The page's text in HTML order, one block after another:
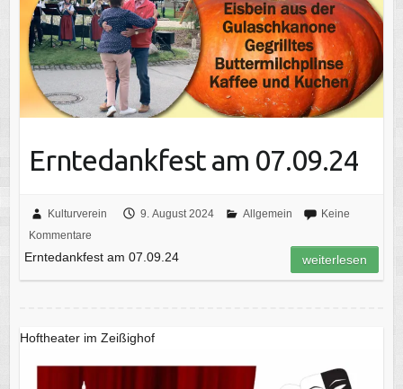
Erntedankfest am 07.09.24
Kulturverein 9. August 2024 Allgemein
Keine
Kommentare
Erntedankfest am 07.09.24 weiterlesen
Hoftheater im Zeißighof